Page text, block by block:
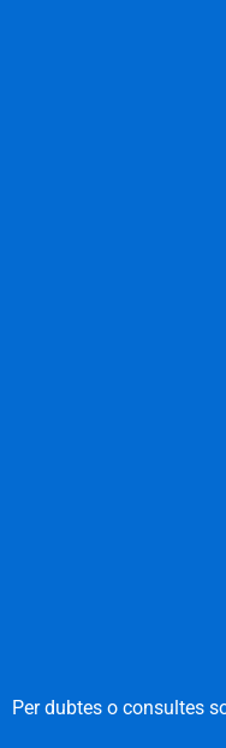
Per dubtes o consultes